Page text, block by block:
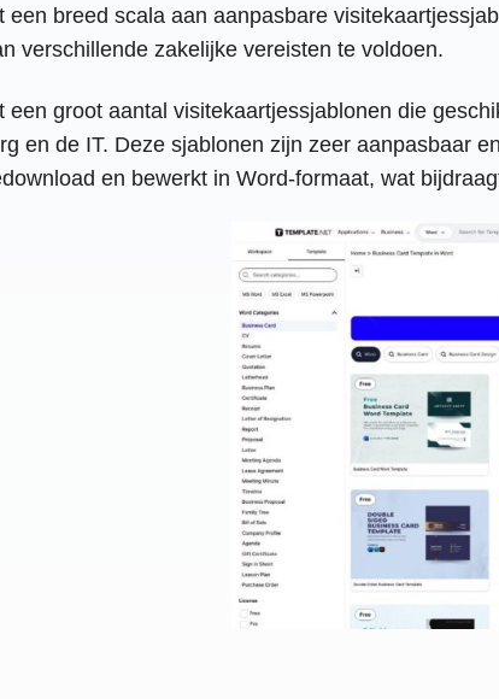
een breed scala aan aanpasbare
verschillende zakelijke vereisten te voldoen.
een groot aantal visitekaartjessjablonen die
en de IT. Deze sjablonen zijn zeer aanpasbaar
en bewerkt in Word-formaat, wat